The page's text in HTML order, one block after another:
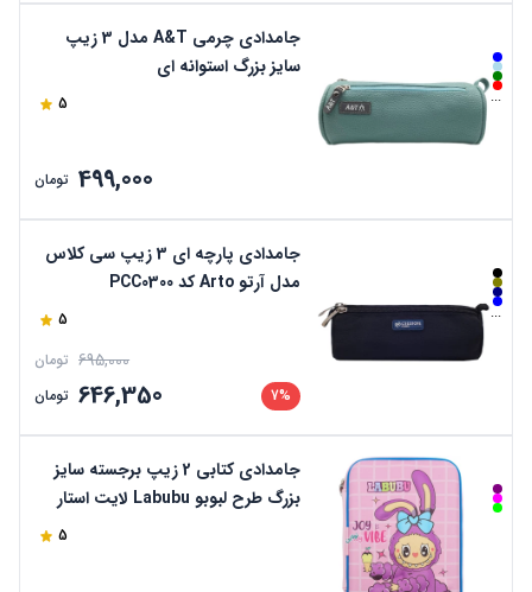
...
جامدادی چرمی A&T مدل 3 زیپ
سایز بزرگ استوانه ای
5
499,000 تومان
...
جامدادی پارچه ای 3 زیپ سی کلاس
مدل آرتو Arto کد PCC0300
5
695,000 تومان
7%
646,350 تومان
جامدادی کتابی 2 زیپ برجسته سایز
بزرگ طرح لبوبو Labubu لایت استار
5